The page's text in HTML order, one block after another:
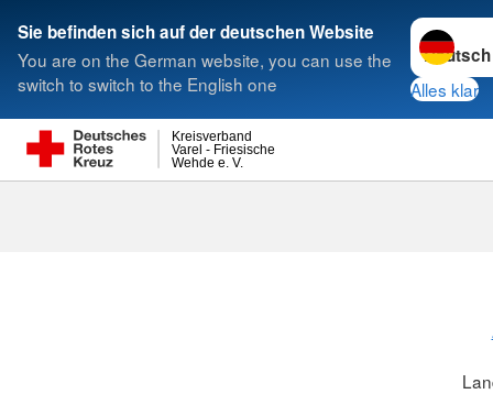
Sie befinden sich auf der deutschen Website
You are on the German website, you can use the
switch to switch to the English one
Sprache
Alles klar
Wehde e. V.
Varel - Friesische
Kreisverband
Suche